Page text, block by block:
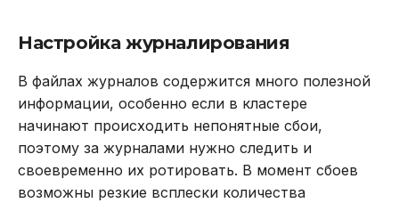
Установка Picodata
Выбор версии
Выбор топологии
Предоставление
данных
DROP USER
EXPLAIN
GRANT
INSERT
Настройка журналирования
В файлах журналов содержится много полезной
информации, особенно если в кластере
начинают происходить непонятные сбои,
поэтому за журналами нужно следить и
своевременно их ротировать. В момент сбоев
возможны резкие всплески количества